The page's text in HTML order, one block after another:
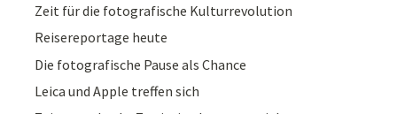
Zeit für die fotografische Kulturrevolution
Reisereportage heute
Die fotografische Pause als Chance
Leica und Apple treffen sich